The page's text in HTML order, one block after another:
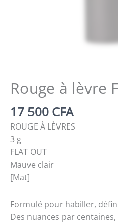
Rouge à lèvre
17 500 CFA
ROUGE À LÈVRES
3 g
FLAT OUT
Mauve clair
[Mat]
Formulé pour habiller,
Des nuances par